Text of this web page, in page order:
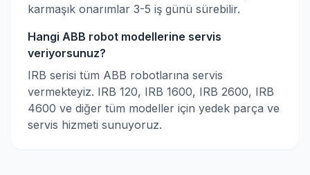
karmaşık onarımlar 3-5 iş günü sürebilir.
Hangi ABB robot modellerine servis
veriyorsunuz?
IRB serisi tüm ABB robotlarına servis
vermekteyiz. IRB 120, IRB 1600, IRB 2600, IRB
4600 ve diğer tüm modeller için yedek parça ve
servis hizmeti sunuyoruz.